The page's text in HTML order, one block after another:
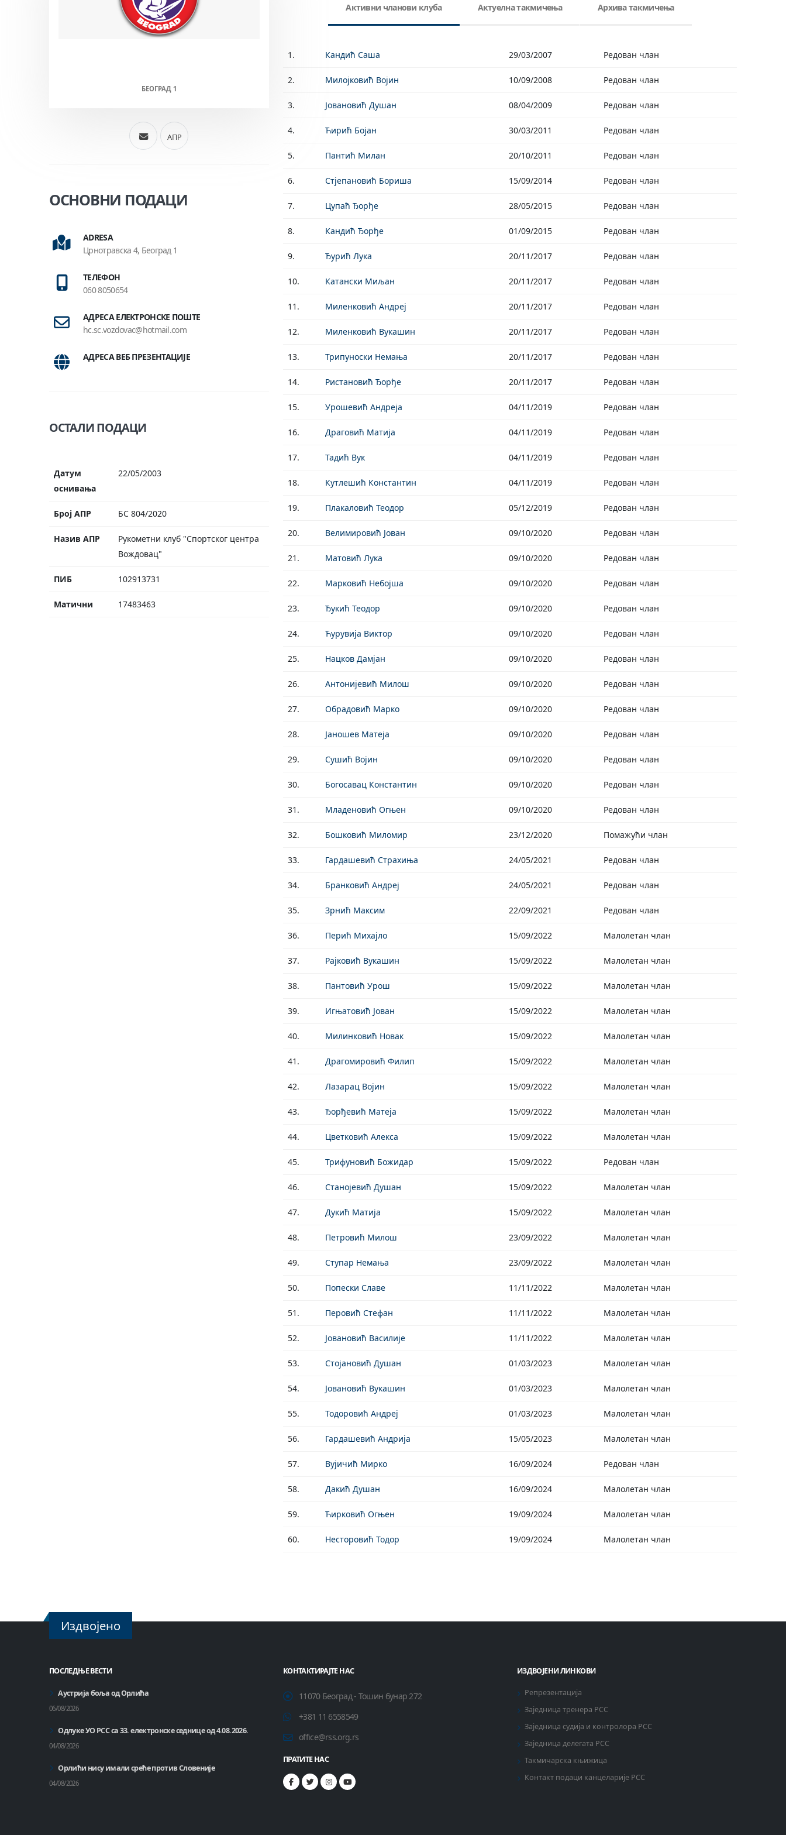
БЕОГРАД 1
АПР
ОСНОВНИ ПОДАЦИ
ADRESA
Црнотравска 4, Београд 1
ТЕЛЕФОН
060 8050654
АДРЕСА ЕЛЕКТРОНСКЕ ПОШТЕ
hc.sc.vozdovac@hotmail.com
АДРЕСА ВЕБ ПРЕЗЕНТАЦИЈЕ
ОСТАЛИ ПОДАЦИ
Датум
оснивања
22/05/2003
Број АПР БС 804/2020
Назив АПР
Рукометни клуб "Спортског центра
Вождовац"
ПИБ 102913731
Матични 17483463
Активни чланови клуба Актуелна такмичења Архива такмичења
1. Кандић Саша 29/03/2007 Редован члан
2. Милојковић Војин 10/09/2008 Редован члан
3. Јовановић Душан 08/04/2009 Редован члан
4. Ћирић Бојан 30/03/2011 Редован члан
5. Пантић Милан 20/10/2011 Редован члан
6. Стјепановић Бориша 15/09/2014 Редован члан
7. Цупаћ Ђорђе 28/05/2015 Редован члан
8. Кандић Ђорђе 01/09/2015 Редован члан
9. Ђурић Лука 20/11/2017 Редован члан
10. Катански Миљан 20/11/2017 Редован члан
11. Миленковић Андреј 20/11/2017 Редован члан
12. Миленковић Вукашин 20/11/2017 Редован члан
13. Трипуноски Немања 20/11/2017 Редован члан
14. Ристановић Ђорђе 20/11/2017 Редован члан
15. Урошевић Андреја 04/11/2019 Редован члан
16. Драговић Матија 04/11/2019 Редован члан
17. Тадић Вук 04/11/2019 Редован члан
18. Кутлешић Константин 04/11/2019 Редован члан
19. Плакаловић Теодор 05/12/2019 Редован члан
20. Велимировић Јован 09/10/2020 Редован члан
21. Матовић Лука 09/10/2020 Редован члан
22. Марковић Небојша 09/10/2020 Редован члан
23. Ђукић Теодор 09/10/2020 Редован члан
24. Ћурувија Виктор 09/10/2020 Редован члан
25. Нацков Дамјан 09/10/2020 Редован члан
26. Антонијевић Милош 09/10/2020 Редован члан
27. Обрадовић Марко 09/10/2020 Редован члан
28. Јаношев Матеја 09/10/2020 Редован члан
29. Сушић Војин 09/10/2020 Редован члан
30. Богосавац Константин 09/10/2020 Редован члан
31. Младеновић Огњен 09/10/2020 Редован члан
32. Бошковић Миломир 23/12/2020 Помажући члан
33. Гардашевић Страхиња 24/05/2021 Редован члан
34. Бранковић Андреј 24/05/2021 Редован члан
35. Зрнић Максим 22/09/2021 Редован члан
36. Перић Михајло 15/09/2022 Малолетан члан
37. Рајковић Вукашин 15/09/2022 Малолетан члан
38. Пантовић Урош 15/09/2022 Малолетан члан
39. Игњатовић Јован 15/09/2022 Малолетан члан
40. Милинковић Новак 15/09/2022 Малолетан члан
41. Драгомировић Филип 15/09/2022 Малолетан члан
42. Лазарац Војин 15/09/2022 Малолетан члан
43. Ђорђевић Матеја 15/09/2022 Малолетан члан
44. Цветковић Алекса 15/09/2022 Малолетан члан
45. Трифуновић Божидар 15/09/2022 Редован члан
46. Станојевић Душан 15/09/2022 Малолетан члан
47. Дукић Матија 15/09/2022 Малолетан члан
48. Петровић Милош 23/09/2022 Малолетан члан
49. Ступар Немања 23/09/2022 Малолетан члан
50. Попески Славе 11/11/2022 Малолетан члан
51. Перовић Стефан 11/11/2022 Малолетан члан
52. Јовановић Василије 11/11/2022 Малолетан члан
53. Стојановић Душан 01/03/2023 Малолетан члан
54. Јовановић Вукашин 01/03/2023 Малолетан члан
55. Тодоровић Андреј 01/03/2023 Малолетан члан
56. Гардашевић Андрија 15/05/2023 Малолетан члан
57. Вујичић Мирко 16/09/2024 Редован члан
58. Дакић Душан 16/09/2024 Малолетан члан
59. Ћирковић Огњен 19/09/2024 Малолетан члан
60. Несторовић Тодор 19/09/2024 Малолетан члан
Издвојено
ПОСЛЕДЊЕ ВЕСТИ
Аустрија боља од Орлића
06/08/2026
Одлуке УО РСС са 33. електронске седнице од 4.08.2026.
04/08/2026
Орлићи нису имали среће против Словеније
04/08/2026
КОНТАКТИРАЈТЕ НАС
11070 Београд - Тошин бунар 272
+381 11 6558549
office@rss.org.rs
ПРАТИТЕ НАС
ИЗДВОЈЕНИ ЛИНКОВИ
Репрезентација
Заједница тренера РСС
Заједница судија и контролора РСС
Заједница делегата РСС
Такмичарска књижица
Контакт подаци канцеларије РСС